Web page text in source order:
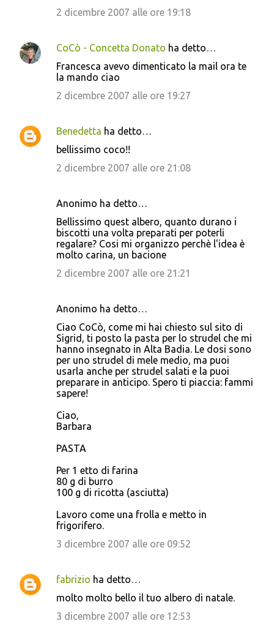
2 dicembre 2007 alle ore 19:18
CoCò - Concetta Donato ha detto…
Francesca avevo dimenticato la mail ora te
la mando ciao
2 dicembre 2007 alle ore 19:27
Benedetta ha detto…
bellissimo coco!!
2 dicembre 2007 alle ore 21:08
Anonimo ha detto…
Bellissimo quest albero, quanto durano i
biscotti una volta preparati per poterli
regalare? Cosi mi organizzo perchè l'idea è
molto carina, un bacione
2 dicembre 2007 alle ore 21:21
Anonimo ha detto…
Ciao CoCò, come mi hai chiesto sul sito di
Sigrid, ti posto la pasta per lo strudel che mi
hanno insegnato in Alta Badia. Le dosi sono
per uno strudel di mele medio, ma puoi
usarla anche per strudel salati e la puoi
preparare in anticipo. Spero ti piaccia: fammi
sapere!
Ciao,
Barbara
PASTA
Per 1 etto di farina
80 g di burro
100 g di ricotta (asciutta)
Lavoro come una frolla e metto in
frigorifero.
3 dicembre 2007 alle ore 09:52
fabrizio ha detto…
molto molto bello il tuo albero di natale.
3 dicembre 2007 alle ore 12:53